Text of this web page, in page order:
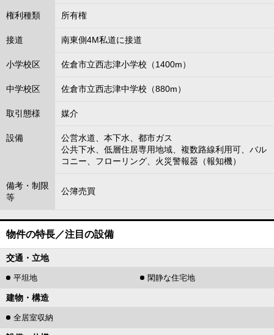
権利種類 所有権
接道 南東側4M私道に接道
小学校区 佐倉市立西志津小学校（1400m）
中学校区 佐倉市立西志津中学校（880m）
取引態様 媒介
設備
公営水道、本下水、都市ガス
公共下水、低層住居専用地域、複数路線利用可、バル
コニー、フローリング、火災警報器（報知機）
備考・制限
等
公簿売買
物件の特長／注目の設備
交通・立地
平坦地 閑静な住宅地
建物・構造
全居室収納